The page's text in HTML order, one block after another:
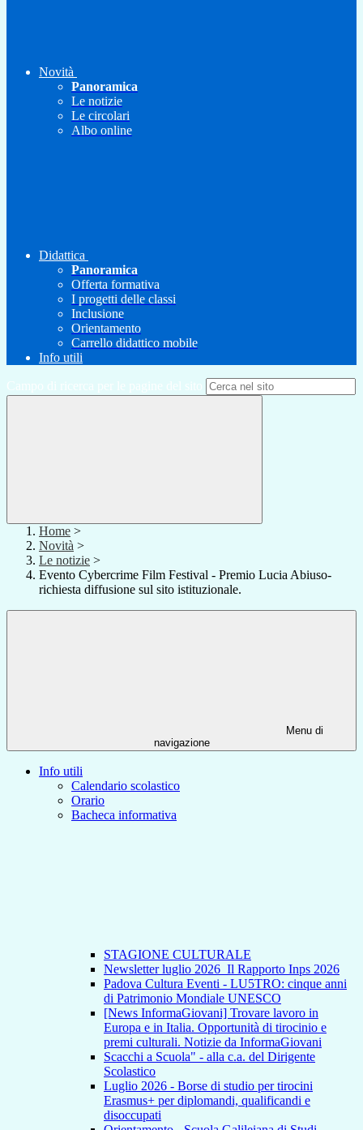
Novità
Panoramica
Le notizie
Le circolari
Albo online
Didattica
Panoramica
Offerta formativa
I progetti delle classi
Inclusione
Orientamento
Carrello didattico mobile
Info utili
Campo di ricerca per le pagine del sito
Home >
Novità >
Le notizie >
Evento Cybercrime Film Festival - Premio Lucia Abiuso-
richiesta diffusione sul sito istituzionale.
Menu di
navigazione
Info utili
Calendario scolastico
Orario
Bacheca informativa
STAGIONE CULTURALE
Newsletter luglio 2026_Il Rapporto Inps 2026
Padova Cultura Eventi - LU5TRO: cinque anni
di Patrimonio Mondiale UNESCO
[News InformaGiovani] Trovare lavoro in
Europa e in Italia. Opportunità di tirocinio e
premi culturali. Notizie da InformaGiovani
Scacchi a Scuola" - alla c.a. del Dirigente
Scolastico
Luglio 2026 - Borse di studio per tirocini
Erasmus+ per diplomandi, qualificandi e
disoccupati